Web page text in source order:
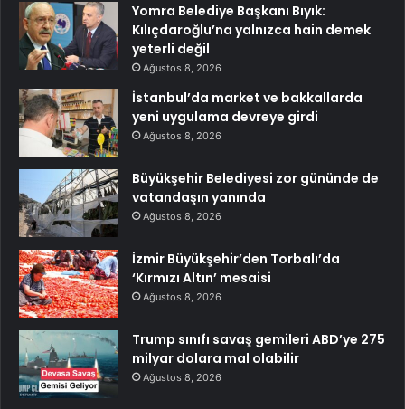
Yomra Belediye Başkanı Bıyık:
Kılıçdaroğlu’na yalnızca hain demek
yeterli değil
Ağustos 8, 2026
İstanbul’da market ve bakkallarda
yeni uygulama devreye girdi
Ağustos 8, 2026
Büyükşehir Belediyesi zor gününde de
vatandaşın yanında
Ağustos 8, 2026
İzmir Büyükşehir’den Torbalı’da
‘Kırmızı Altın’ mesaisi
Ağustos 8, 2026
Trump sınıfı savaş gemileri ABD’ye 275
milyar dolara mal olabilir
Ağustos 8, 2026